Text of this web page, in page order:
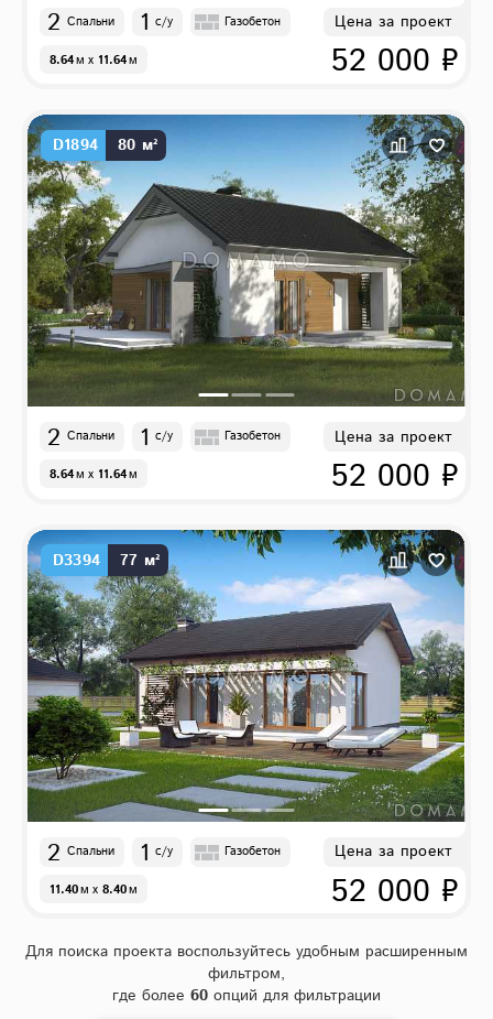
2 Спальни 1 с/у Газобетон
8.64м x 11.64м
Цена за проект
52 000 ₽
D1894 80 м²
2 Спальни 1 с/у Газобетон
8.64м x 11.64м
Цена за проект
52 000 ₽
D3394 77 м²
2 Спальни 1 с/у Газобетон
11.40м x 8.40м
Цена за проект
52 000 ₽
Для поиска проекта воспользуйтесь удобным расширенным
фильтром,
где более 60 опций для фильтрации